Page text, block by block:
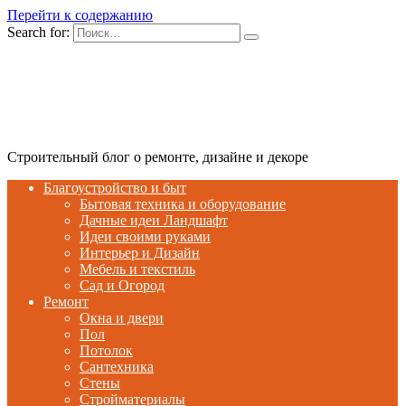
Перейти к содержанию
Search for:
Строительный блог о ремонте, дизайне и декоре
Благоустройство и быт
Бытовая техника и оборудование
Дачные идеи Ландшафт
Идеи своими руками
Интерьер и Дизайн
Мебель и текстиль
Сад и Огород
Ремонт
Окна и двери
Пол
Потолок
Сантехника
Стены
Стройматериалы